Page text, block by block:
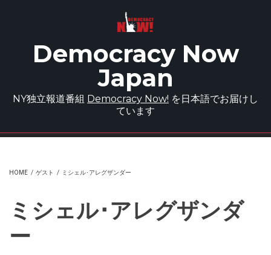
Democracy Now
Japan
NY独立報道番組 Democracy Now! を日本語でお届けし
ています
HOME / ゲスト / ミシェル･アレグザンダー
ミシェル･アレグザンダ
ー